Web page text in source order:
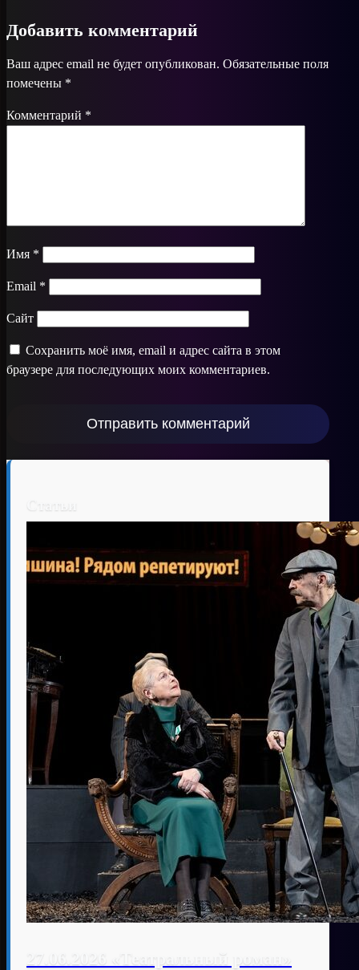
Добавить комментарий
Ваш адрес email не будет опубликован. Обязательные поля
помечены *
Комментарий *
Имя *
Email *
Сайт
Сохранить моё имя, email и адрес сайта в этом
браузере для последующих моих комментариев.
27.06.2026 «Театральный роман»